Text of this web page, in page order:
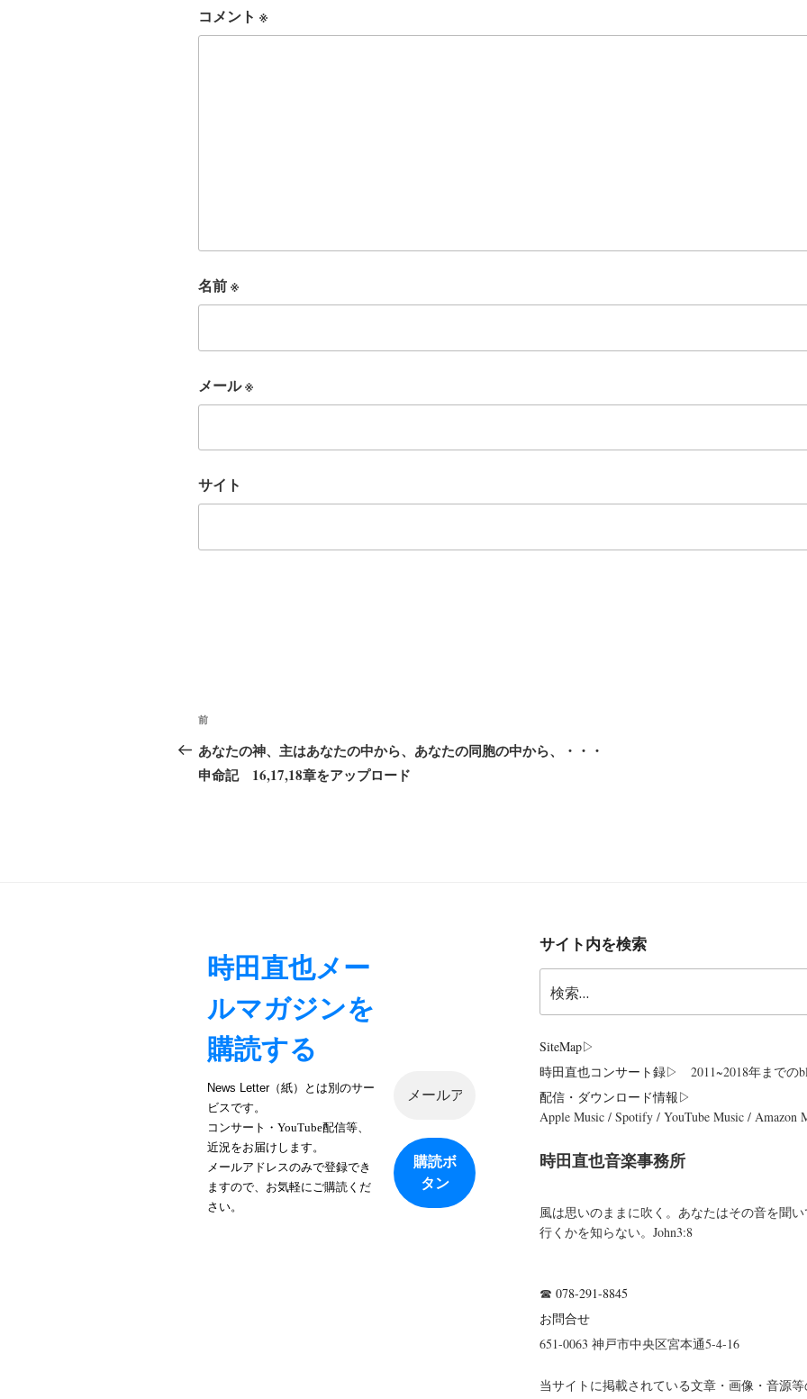
コメント ※
名前※
メール※
サイト
投
稿
ナ
ン
前
の
投
前
あなたの神、主はあなたの中から、あなたの同胞の中から、・・・
申命記 16,17,18章をアップロード
時田直也メー
ルマガジンを
購読する
News Letter（紙）とは別のサー
ビスです。
コンサート・YouTube配信等、
近況をお届けします。
メールアドレスのみで登録でき
ますので、お気軽にご購読くだ
さい。
サイト内を検索
索:
SiteMap▷
時田直也コンサート録▷ 2011~2018年までの
配信・ダウンロード情報▷
Apple Music / Spotify / YouTube Music /
時田直也音楽事務所
風は思いのままに吹く。あなたはその音を聞
行くかを知らない。John3:8
☎ 078-291-8845
お問合せ
651-0063 神戸市中央区宮本通5-4-16
当サイトに掲載されている文章・画像・音源